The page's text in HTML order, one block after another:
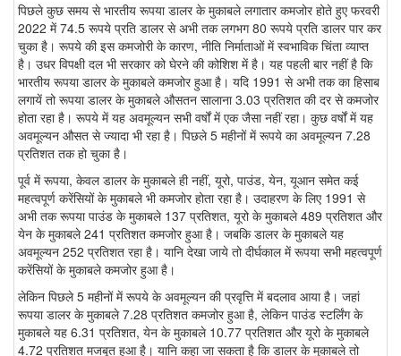
पिछले कुछ समय से भारतीय रूपया डालर के मुकाबले लगातार कमजोर होते हुए फरवरी
2022 में 74.5 रूपये प्रति डालर से अभी तक लगभग 80 रूपये प्रति डालर पार कर
चुका है। रूपये की इस कमजोरी के कारण, नीति निर्माताओं में स्वभाविक चिंता व्याप्त
है। उधर विपक्षी दल भी सरकार को घेरने की कोशिश में है। यह पहली बार नहीं है कि
भारतीय रूपया डालर के मुकाबले कमजोर हुआ है। यदि 1991 से अभी तक का हिसाब
लगायें तो रूपया डालर के मुकाबले औसतन सालाना 3.03 प्रतिशत की दर से कमजोर
होता रहा है। रूपये में यह अवमूल्यन सभी वर्षों में एक जैसा नहीं रहा। कुछ वर्षों में यह
अवमूल्यन औसत से ज्यादा भी रहा है। पिछले 5 महीनों में रूपये का अवमूल्यन 7.28
प्रतिशत तक हो चुका है।
पूर्व में रूपया, केवल डालर के मुकाबले ही नहीं, यूरो, पाउंड, येन, यूआन समेत कई
महत्वपूर्ण करेंसियों के मुकाबले भी कमजोर होता रहा है। उदाहरण के लिए 1991 से
अभी तक रूपया पाउंड के मुकाबले 137 प्रतिशत, यूरो के मुकाबले 489 प्रतिशत और
येन के मुकाबले 241 प्रतिशत कमजोर हुआ है। जबकि डालर के मुकाबले यह
अवमूल्यन 252 प्रतिशत रहा है। यानि देखा जाये तो दीर्घकाल में रूपया सभी महत्वपूर्ण
करेंसियों के मुकाबले कमजोर हुआ है।
लेकिन पिछले 5 महीनों में रूपये के अवमूल्यन की प्रवृत्ति में बदलाव आया है। जहां
रूपया डालर के मुकाबले 7.28 प्रतिशत कमजोर हुआ है, लेकिन पाउंड स्टर्लिंग के
मुकाबले यह 6.31 प्रतिशत, येन के मुकाबले 10.77 प्रतिशत और यूरो के मुकाबले
4.72 प्रतिशत मजबूत हुआ है। यानि कहा जा सकता है कि डालर के मुकाबले तो